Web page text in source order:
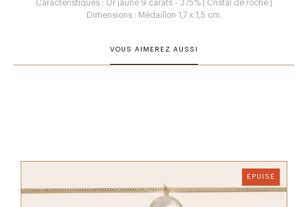
Caractéristiques : Or jaune 9 carats - 375% | Cristal de roche |
Dimensions : Médaillon 1,7 x 1,5 cm.
VOUS AIMEREZ AUSSI
ÉPUISÉ